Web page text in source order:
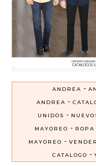
ANDREA -
ANDREA -
UNIDOS -
MAYOREO - ROPA
MAYOREO -
CATALOGO -